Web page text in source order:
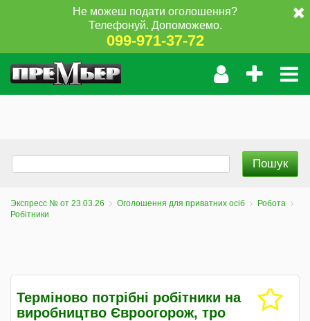
Не можеш подати оголошення?
Телефонуй. Допоможемо.
099-971-37-72
Экспресс № от 23.03.26 Оголошення для приватних осіб
Робота
Робітники
Терміново потрібні робітники на
виробництво Євроогорож, тро